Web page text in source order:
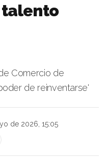
talento
Comercio de
de reinventarse'
de 2026, 15:05